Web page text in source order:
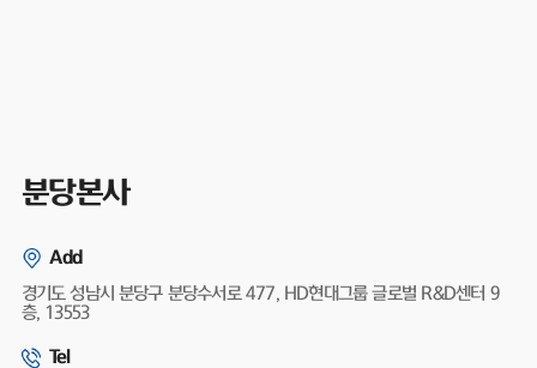
분당본사
Add
경기도 성남시 분당구 분당수서로 477, HD현대그룹 글로벌 R&D센터 9
층, 13553
Tel